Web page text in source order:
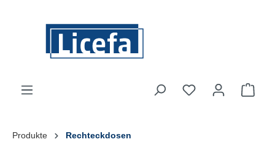
Du hast 0
Produkte Rechteckdosen